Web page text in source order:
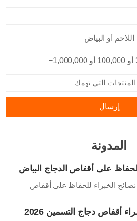
إرسال
المدونة
على أقفاص الدجاج البياض
الخبراء للحفاظ على أقفاص
تعرف على الوقاية من الصدأ، اختيار
أقفاص دجاج التسمين 2026